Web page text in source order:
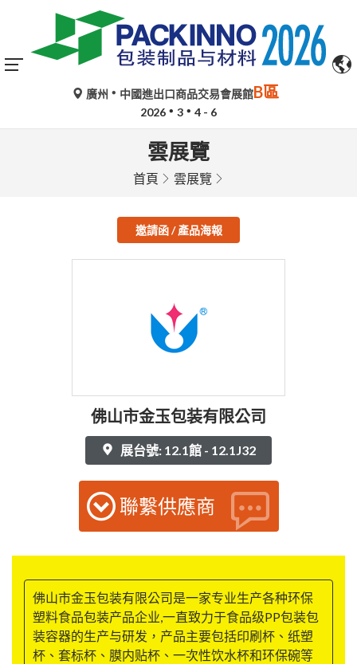
廣州 中國進出口商品交易會展館B區
2026 3 4 - 6
雲展覽
首頁 雲展覽
邀請函 / 產品海報
佛山市金玉包装有限公司
展台號: 12.1館 - 12.1J32
聯繫供應商
佛山市金玉包装有限公司是一家专业生产各种环保
塑料食品包装产品企业,一直致力于食品级PP包装包
装容器的生产与研发，产品主要包括印刷杯、纸塑
杯、套标杯、膜内贴杯、一次性饮水杯和环保碗等